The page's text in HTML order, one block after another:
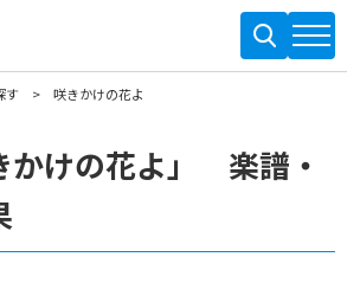
す 咲きかけの花よ
かけの花よ」 楽譜・